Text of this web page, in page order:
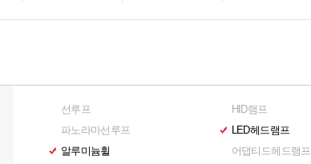
선루프
파노라마선루프
알루미늄휠
HID램프
LED헤드램프
어댑티드헤드램프